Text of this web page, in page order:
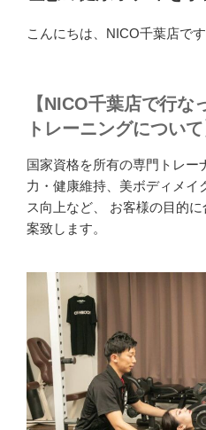
こんにちは、NICO千葉店です
【NICO千葉店で行
トレーニングについて
国家資格を所有の専門トレー
力・健康維持、美ボディメイ
ス向上など、 お客様の目的
案致します。